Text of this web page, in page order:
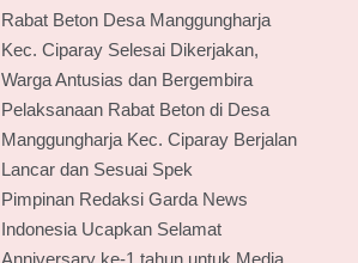
Rabat Beton Desa Manggungharja
Kec. Ciparay Selesai Dikerjakan,
Warga Antusias dan Bergembira
Pelaksanaan Rabat Beton di Desa
Manggungharja Kec. Ciparay Berjalan
Lancar dan Sesuai Spek
Pimpinan Redaksi Garda News
Indonesia Ucapkan Selamat
Anniversary ke-1 tahun untuk Media